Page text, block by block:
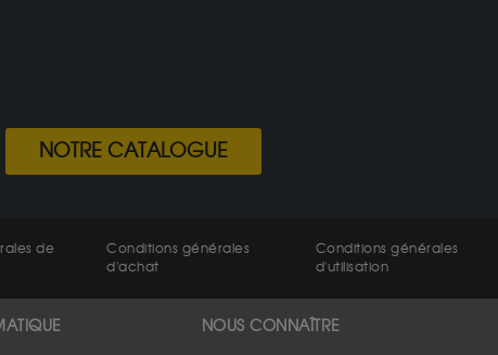
NOTRE CATALOGUE
de
Conditions générales
d'achat
Conditions générales
d'utilisation
NOUS CONNAÎTRE